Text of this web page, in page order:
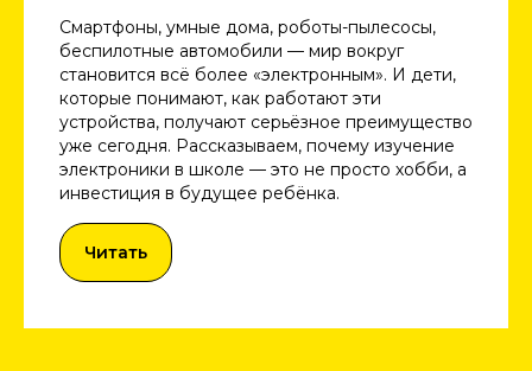
Смартфоны, умные дома, роботы-пылесосы,
беспилотные автомобили — мир вокруг
становится всё более «электронным». И дети,
которые понимают, как работают эти
устройства, получают серьёзное преимущество
уже сегодня. Рассказываем, почему изучение
электроники в школе — это не просто хобби, а
инвестиция в будущее ребёнка.
Читать